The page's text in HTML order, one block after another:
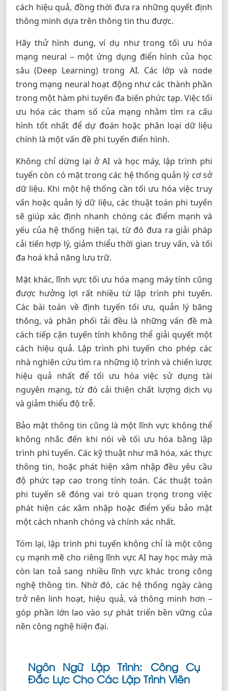
cách hiệu quả, đồng thời đưa ra những quyết định
thông minh dựa trên thông tin thu được.
Hãy thử hình dung, ví dụ như trong tối ưu hóa
mạng neural – một ứng dụng điển hình của học
sâu (Deep Learning) trong AI. Các lớp và node
trong mạng neural hoạt động như các thành phần
trong một hàm phi tuyến đa biến phức tạp. Việc tối
ưu hóa các tham số của mạng nhằm tìm ra cấu
hình tốt nhất để dự đoán hoặc phân loại dữ liệu
chính là một vấn đề phi tuyến điển hình.
Không chỉ dừng lại ở AI và học máy, lập trình phi
tuyến còn có mặt trong các hệ thống quản lý cơ sở
dữ liệu. Khi một hệ thống cần tối ưu hóa việc truy
vấn hoặc quản lý dữ liệu, các thuật toán phi tuyến
sẽ giúp xác định nhanh chóng các điểm mạnh và
yếu của hệ thống hiện tại, từ đó đưa ra giải pháp
cải tiến hợp lý, giảm thiểu thời gian truy vấn, và tối
đa hoá khả năng lưu trữ.
Mặt khác, lĩnh vực tối ưu hóa mạng máy tính cũng
được hưởng lợi rất nhiều từ lập trình phi tuyến.
Các bài toán về định tuyến tối ưu, quản lý băng
thông, và phân phối tải đều là những vấn đề mà
cách tiếp cận tuyến tính không thể giải quyết một
cách hiệu quả. Lập trình phi tuyến cho phép các
nhà nghiên cứu tìm ra những lộ trình và chiến lược
hiệu quả nhất để tối ưu hóa việc sử dụng tài
nguyên mạng, từ đó cải thiện chất lượng dịch vụ
và giảm thiểu độ trễ.
Bảo mật thông tin cũng là một lĩnh vực không thể
không nhắc đến khi nói về tối ưu hóa bằng lập
trình phi tuyến. Các kỹ thuật như mã hóa, xác thực
thông tin, hoặc phát hiện xâm nhập đều yêu cầu
độ phức tạp cao trong tính toán. Các thuật toán
phi tuyến sẽ đóng vai trò quan trọng trong việc
phát hiện các xâm nhập hoặc điểm yếu bảo mật
một cách nhanh chóng và chính xác nhất.
Tóm lại, lập trình phi tuyến không chỉ là một công
cụ mạnh mẽ cho riêng lĩnh vực AI hay học máy mà
còn lan toả sang nhiều lĩnh vực khác trong công
nghệ thông tin. Nhờ đó, các hệ thống ngày càng
trở nên linh hoạt, hiệu quả, và thông minh hơn –
góp phần lớn lao vào sự phát triển bền vững của
nền công nghệ hiện đại.
Ngôn Ngữ Lập Trình: Công Cụ
Đắc Lực Cho Các Lập Trình Viên